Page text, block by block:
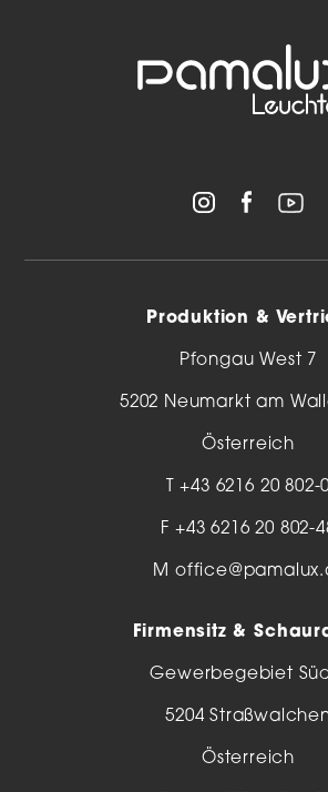
Produktion &
Pfongau West 7
5202 Neumarkt am
Österreich
T+43 6216 20 802-0
F +43 6216 20 802-
M
Firmensitz &
Gewerbegebiet
5204
Österreich